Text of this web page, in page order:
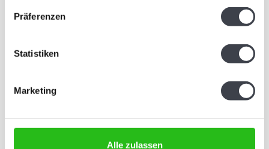
Präferenzen
Statistiken
Marketing
Alle zulassen
Abonnieren Sie unseren Newsletter